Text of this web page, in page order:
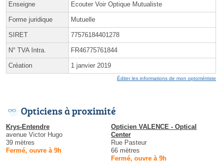
Enseigne Ecouter Voir Optique Mutualiste
Forme juridique Mutuelle
SIRET 77576184401278
N° TVA Intra. FR46775761844
Création 1 janvier 2019
Éditer les informations de mon optométriste
Opticiens à proximité
Krys-Entendre
avenue Victor Hugo
39 mètres
Fermé, ouvre à 9h
Opticien VALENCE - Optical
Center
Rue Pasteur
66 mètres
Fermé, ouvre à 9h